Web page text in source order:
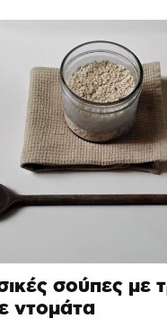
σούπες με
ντομάτα